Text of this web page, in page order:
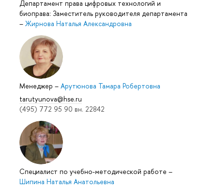
Департамент права цифровых технологий и
биоправа: Заместитель руководителя департамента
– Жирнова Наталья Александровна
Менеджер – Арутюнова Тамара Робертовна
tarutyunova@hse.ru
(495) 772 95 90 вн. 22842
Специалист по учебно-методической работе –
Шипина Наталья Анатольевна